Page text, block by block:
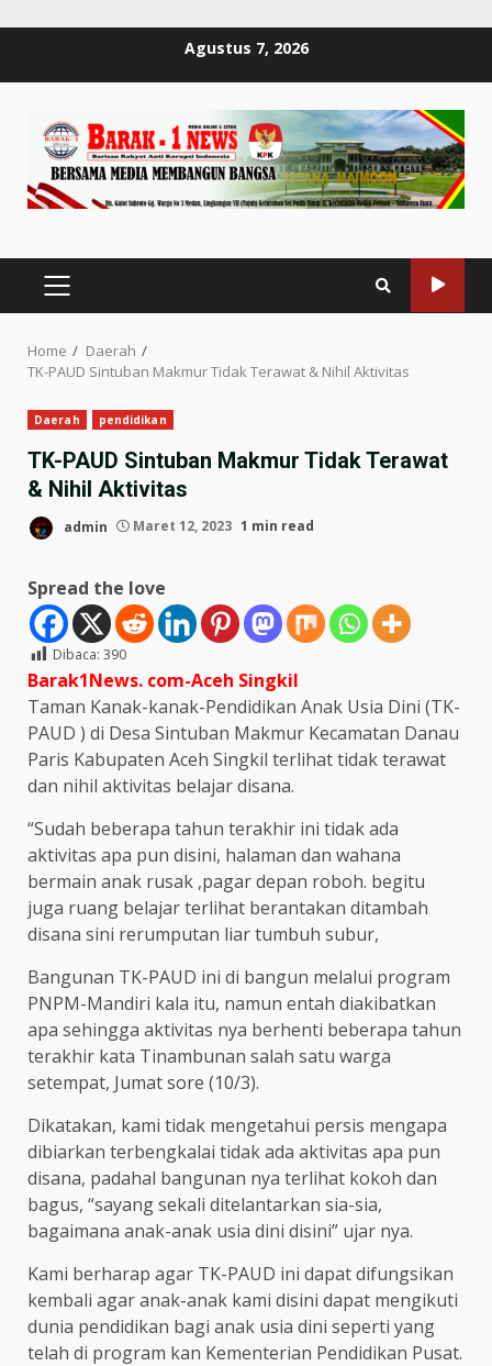
Agustus 7, 2026
PRIMARY
MENU
Home
Daerah
TK-PAUD Sintuban Makmur Tidak Terawat & Nihil Aktivitas
Daerah pendidikan
TK-PAUD Sintuban Makmur Tidak Terawat
& Nihil Aktivitas
admin Maret 12, 2023 1 min read
Spread the love
Dibaca: 390
Barak1News. com-Aceh Singkil
Taman Kanak-kanak-Pendidikan Anak Usia Dini (TK-
PAUD ) di Desa Sintuban Makmur Kecamatan Danau
Paris Kabupaten Aceh Singkil terlihat tidak terawat
dan nihil aktivitas belajar disana.
“Sudah beberapa tahun terakhir ini tidak ada
aktivitas apa pun disini, halaman dan wahana
bermain anak rusak ,pagar depan roboh. begitu
juga ruang belajar terlihat berantakan ditambah
disana sini rerumputan liar tumbuh subur,
Bangunan TK-PAUD ini di bangun melalui program
PNPM-Mandiri kala itu, namun entah diakibatkan
apa sehingga aktivitas nya berhenti beberapa tahun
terakhir kata Tinambunan salah satu warga
setempat, Jumat sore (10/3).
Dikatakan, kami tidak mengetahui persis mengapa
dibiarkan terbengkalai tidak ada aktivitas apa pun
disana, padahal bangunan nya terlihat kokoh dan
bagus, “sayang sekali ditelantarkan sia-sia,
bagaimana anak-anak usia dini disini” ujar nya.
Kami berharap agar TK-PAUD ini dapat difungsikan
kembali agar anak-anak kami disini dapat mengikuti
dunia pendidikan bagi anak usia dini seperti yang
telah di program kan Kementerian Pendidikan Pusat.